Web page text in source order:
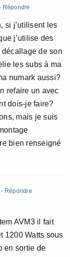
Répondre
si j’utilisent les
j’utilise des
décallage de son
les subs à ma
numark aussi?
refaire un avec
dois-je faire?
mais je suis
bien renseigné
- Répondre
AVM3 il fait
1200 Watts sous
en sortie de